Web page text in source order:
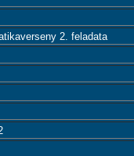
2. feladata